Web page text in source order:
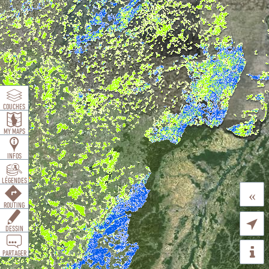

«
COUCHES
MY MAPS
INFOS
LÉGENDES
ROUTING
DESSIN
PARTAGER